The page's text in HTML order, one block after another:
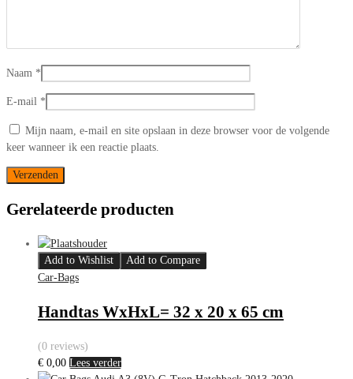
Naam *
E-mail *
Mijn naam, e-mail en site opslaan in deze browser voor de volgende
keer wanneer ik een reactie plaats.
Gerelateerde producten
Add to Wishlist
Add to Compare
Car-Bags
Handtas WxHxL= 32 x 20 x 65 cm
(0 reviews)
€ 0,00 Lees verder